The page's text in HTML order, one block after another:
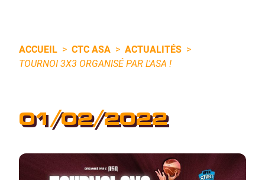
ACCUEIL > CTC ASA > ACTUALITÉS >
TOURNOI 3X3 ORGANISÉ PAR L'ASA !
01/02/2022